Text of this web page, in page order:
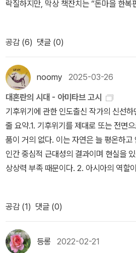
덮친다. 페루뿐 아니라 중국에서도 사막
서 중요한 역할을 한다는 것을 보여주는
과를 촉발하는 데 크게 기여하기도 한다.
소는 인구수다. 기후 위기를 막다른 길로
80년대에 인구 밀도가 가장 높은 아시아
면서도 광범위한 산업화이기 때문이다.
가 지구 온난화에서 맡고 있는 역할과 그
들이 떠안은 역할 간의 차이를 만들어내
다. 서구가 온실가스 축적에 가장 크게
계 인구 중 약 30퍼센트를 차지하는 이
otprint)이 꾸준히 증가한 데 따른 결과
세기 말 그보다 훨씬 더 많은 수의 사람들
작스럽게 팽창한 데 따른 결과다 정치 문학이 진정성 있는 경험의 표
현으로 여겨진다면, 소설은 불가피하게 ‘
락질하지만, 막상 책잔치는 “돈마을 한복
저 없는 채 올해에도 후다닥 몰아친다. 모
는 자리로 가꿔야 하지 않을까? ‘끼리끼리
가? 끼리끼리 굳으니 딱딱하게 담벼락을
야 할 까닭이 없다고 여긴다. 새길을 찾으
리 누리는 책장사가 아니라 ‘온곳’이 어울
하다. 지난날 ‘히딩크’하고 오늘날 ‘홍명
‘사람’을 바라보며 하나로 어울린 길잡이
난다. ‘줄(인맥·지연·학연·커넥션)’을 붙
부터 피난다. 낮에 달걀을 장만하러 저잣
축》을 돌아본다. 일본말씨인 “행복의 건
게 집짓기”이다. 집이라면, 어버이나 어
기랑 아이에 할매할배도 즐거울 터전이
이 아닌, 풀꽃나무와 새와 풀벌레도 즐거
다. 서울에서도 시골에서도 나무가 죽어
죽지만, 이런 얘기를 다루는 글도 사라
공감 (6) 댓글 (0)
noomy 2025-03-26
대혼란의 시대 - 아미타브 고시
기후위기에 관한 인도출신 작가의 신선
줄 요약.​1. 기후위기를 제대로 또는 전면
품이 거의 없다. 이는 자연은 늘 평온하
인간 중심적 근대성의 결과이며 현실을
상상력 부족 때문이다. ​2. 아시아의 역할
덕적 접근방식은 맞지 않으며 개인보다
력해야 한다.
공감 (1) 댓글 (0)
등롱 2022-02-21